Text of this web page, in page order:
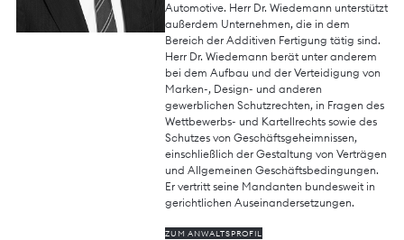
Automotive. Herr Dr. Wiedemann unterstützt
außerdem Unternehmen, die in dem
Bereich der Additiven Fertigung tätig sind.
Herr Dr. Wiedemann berät unter anderem
bei dem Aufbau und der Verteidigung von
Marken-, Design- und anderen
gewerblichen Schutzrechten, in Fragen des
Wettbewerbs- und Kartellrechts sowie des
Schutzes von Geschäftsgeheimnissen,
einschließlich der Gestaltung von Verträgen
und Allgemeinen Geschäftsbedingungen.
Er vertritt seine Mandanten bundesweit in
gerichtlichen Auseinandersetzungen.
ZUM ANWALTSPROFIL